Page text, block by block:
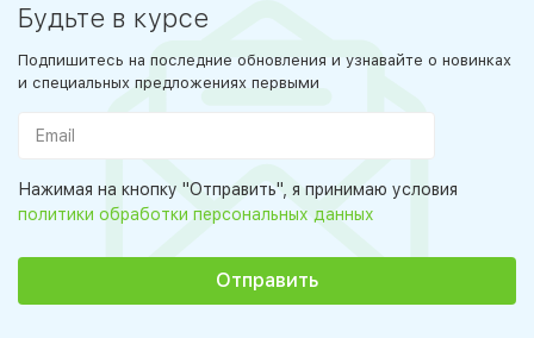
Будьте в курсе
Подпишитесь на последние обновления и узнавайте о новинках
и специальных предложениях первыми
Нажимая на кнопку "Отправить", я принимаю условия
политики обработки персональных данных